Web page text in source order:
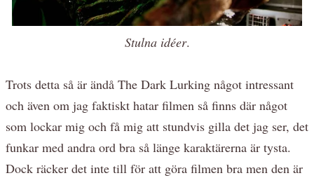
Stulna idéer.
Trots detta så är ändå The Dark Lurking något intressant
och även om jag faktiskt hatar filmen så finns där något
som lockar mig och få mig att stundvis gilla det jag ser, det
funkar med andra ord bra så länge karaktärerna är tysta.
Dock räcker det inte till för att göra filmen bra men den är